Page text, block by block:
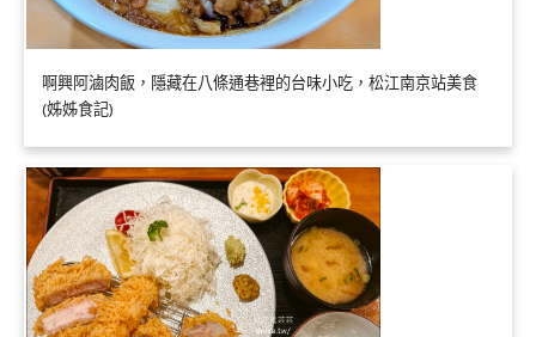
啊興阿滷肉飯，隱藏在八條通巷裡的台味小吃，松江南京站美食
(姊姊食記)